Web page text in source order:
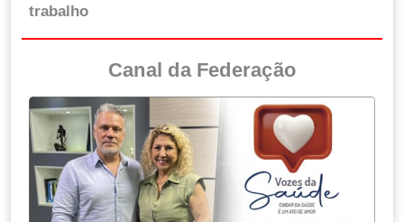
trabalho
Canal da Federação